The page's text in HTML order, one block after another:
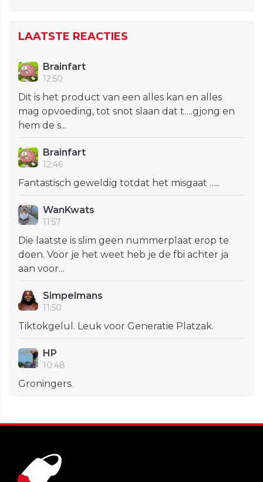
LAATSTE REACTIES
Brainfart
12:50
Dit is het product van een alles kan en alles
mag opvoeding, tot snot slaan dat t….gjong en
hem de s...
Brainfart
12:46
Fantastisch geweldig totdat het misgaat …..
WanKwats
11:57
Die laatste is slim geen nummerplaat erop te
doen. Voor je het weet heb je de fbi achter ja
aan voor...
Simpelmans
11:50
Tiktokgelul. Leuk voor Generatie Platzak.
HP
10:48
Groningers.